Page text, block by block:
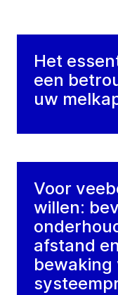
Het
een
uw
Voor
willen:
afstand
bewaking